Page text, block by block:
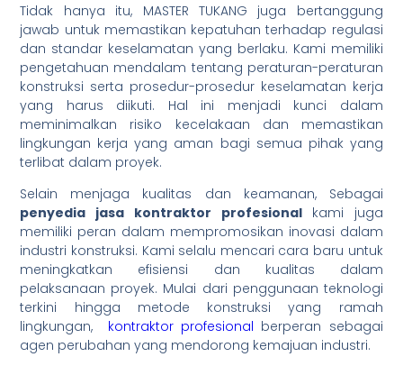
Tidak hanya itu, MASTER TUKANG juga bertanggung
jawab untuk memastikan kepatuhan terhadap regulasi
dan standar keselamatan yang berlaku. Kami memiliki
pengetahuan mendalam tentang peraturan-peraturan
konstruksi serta prosedur-prosedur keselamatan kerja
yang harus diikuti. Hal ini menjadi kunci dalam
meminimalkan risiko kecelakaan dan memastikan
lingkungan kerja yang aman bagi semua pihak yang
terlibat dalam proyek.
Selain menjaga kualitas dan keamanan, Sebagai
penyedia jasa kontraktor profesional kami juga
memiliki peran dalam mempromosikan inovasi dalam
industri konstruksi. Kami selalu mencari cara baru untuk
meningkatkan efisiensi dan kualitas dalam
pelaksanaan proyek. Mulai dari penggunaan teknologi
terkini hingga metode konstruksi yang ramah
lingkungan, kontraktor profesional berperan sebagai
agen perubahan yang mendorong kemajuan industri.